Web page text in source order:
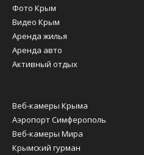
Фото Крым
Видео Крым
Аренда жилья
Аренда авто
Активный отдых
Веб-камеры Крыма
Аэропорт Симферополь
Веб-камеры Мира
Крымский гурман